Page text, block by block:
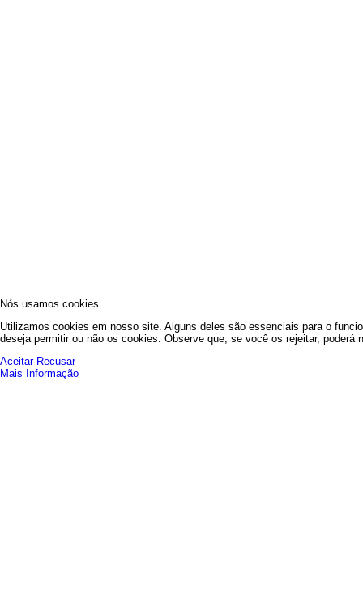
Nós usamos cookies
Utilizamos cookies em nosso site. Alguns deles são essenciais para o
deseja permitir ou não os cookies. Observe que, se você os rejeitar,
Aceitar Recusar
Mais Informação